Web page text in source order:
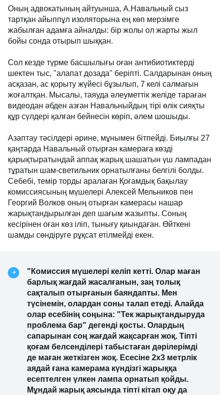
Оның адвокатының айтуынша, А.Навальный сыз
тартқан айыппұл изоляторына ең көп мерзімге
жабылған адамға айналды: бір жолы ол жарты жыл
бойы сонда отырып шыққан.
Сол кезде түрме басшылығы оған антибиотиктерді
шектен тыс, "алапат дозада" беріпті. Салдарынан оның
асқазан, ас қорыту жүйесі бұзылып, 7 келі салмағын
жоғалтқан. Мысалы, таяуда әлеуметтік желіде тараған
видеодан әбден азған Навальныйдың тірі өлік сияқты
құр сүлдері қалған бейнесін көріп, әлем шошыды.
Азаптау тәсілдері әрине, мұнымен бітпейді. Биылғы 27
қаңтарда Навальный отырған камераға көзді
қарықтыратындай аппақ жарық шашатын үш лампадан
тұратын шам-светильник орнатылғаны белгілі болды.
Себебі, темір торды аралаған Қоғамдық бақылау
комиссиясының мүшелері Алексей Мельников пен
Георгий Волков оның отырған камерасы нашар
жарықтандырылған деп шағым жазыпты. Соның
кесірінен оған көз іліп, тынығу қиындаған. Өйткені
шамды сөндіруге рұқсат етілмейді екен.
"Комиссия мүшелері келіп кетті. Олар маған
барлық жағдай жасалғанын, заң толық
сақталып отырғанын баяндапты. Мен
түсінемін, олардан соны талап етеді. Алайда
олар есебінің соңына: "Тек жарықтандыруда
проблема бар" дегенді қосты. Олардың
сапарынан соң жағдай жақсарған жоқ. Тіпті
қоғам белсенділері табыстаған дәрілерімді
де маған жеткізген жоқ. Есесіне 2х3 метрлік
аядай ғана камерама күндізгі жарыққа
есептелген үлкен лампа орнатып қойды.
Мұндай жарық аясында тіпті кітап оқу да